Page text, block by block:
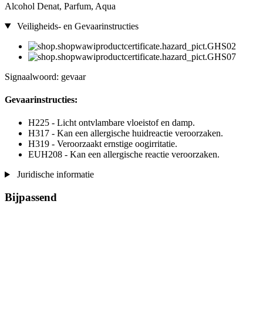
Alcohol Denat, Parfum, Aqua
Veiligheids- en Gevaarinstructies
Signaalwoord: gevaar
Gevaarinstructies:
H225 - Licht ontvlambare vloeistof en damp.
H317 - Kan een allergische huidreactie veroorzaken.
H319 - Veroorzaakt ernstige oogirritatie.
EUH208 - Kan een allergische reactie veroorzaken.
Juridische informatie
Bijpassend